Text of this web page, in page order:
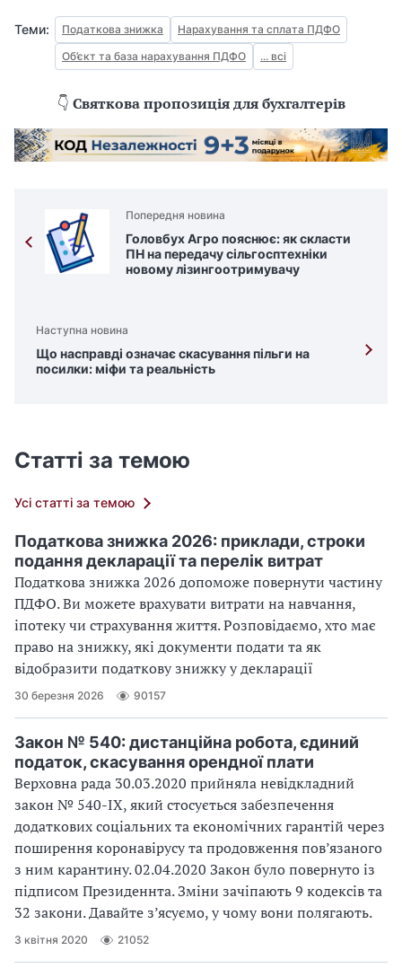
Теми: Податкова знижка
Нарахування та сплата ПДФО
Об’єкт та база нарахування ПДФО
... всі
👇 Святкова пропозиція для бухгалтерів
Попередня новина
Головбух Агро пояснює: як скласти
ПН на передачу сільгосптехніки
новому лізингоотримувачу
Наступна новина
Що насправді означає скасування пільги на
посилки: міфи та реальність
Статті за темою
Усі статті за темою
Податкова знижка 2026: приклади, строки
подання декларації та перелік витрат
Податкова знижка 2026 допоможе повернути частину
ПДФО. Ви можете врахувати витрати на навчання,
іпотеку чи страхування життя. Розповідаємо, хто має
право на знижку, які документи подати та як
відобразити податкову знижку у декларації
30 березня 2026 90157
Закон № 540: дистанційна робота, єдиний
податок, скасування орендної плати
Верховна рада 30.03.2020 прийняла невідкладний
закон № 540-IX, який стосується забезпечення
додаткових соціальних та економічних гарантій через
поширення коронавірусу та продовження пов’язаного
з ним карантину. 02.04.2020 Закон було повернуто із
підписом Президеннта. Зміни зачіпають 9 кодексів та
32 закони. Давайте з’ясуємо, у чому вони полягають.
3 квітня 2020 21052